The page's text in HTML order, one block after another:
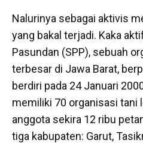
Nalurinya sebagai aktivis
yang bakal terjadi. Kaka
Pasundan (SPP), sebuah
terbesar di Jawa Barat,
berdiri pada 24 Januari
memiliki 70 organisasi tani
anggota sekira 12 ribu
tiga kabupaten: Garut,